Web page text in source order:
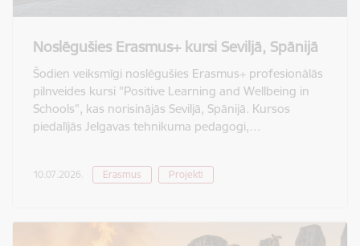
Noslēgušies Erasmus+ kursi Seviljā, Spānijā
Šodien veiksmīgi noslēgušies Erasmus+ profesionālās
pilnveides kursi "Positive Learning and Wellbeing in
Schools", kas norisinājās Seviljā, Spānijā. Kursos
piedalījās Jelgavas tehnikuma pedagogi,…
10.07.2026. Erasmus Projekti